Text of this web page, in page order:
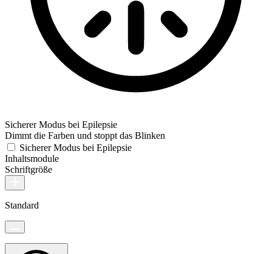
Sicherer Modus bei Epilepsie
Dimmt die Farben und stoppt das Blinken
Sicherer Modus bei Epilepsie
Inhaltsmodule
Schriftgröße
Standard